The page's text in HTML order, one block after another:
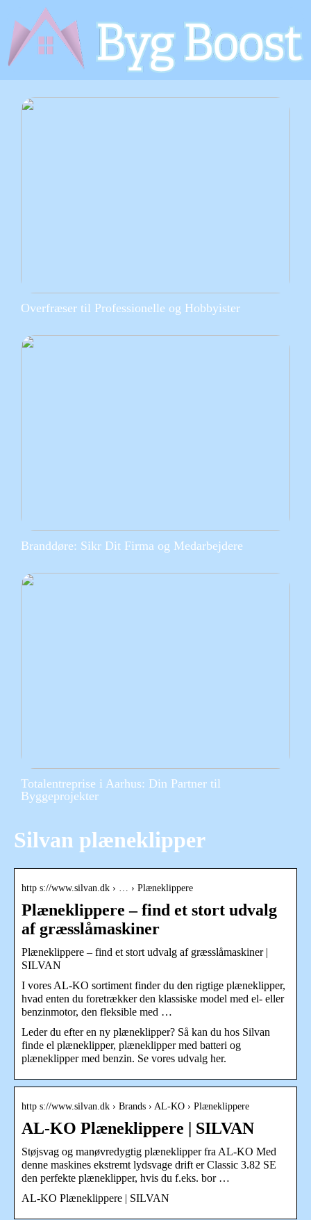
Overfræser til Professionelle og Hobbyister
Branddøre: Sikr Dit Firma og Medarbejdere
Totalentreprise i Aarhus: Din Partner til
Byggeprojekter
Silvan plæneklipper
http s://www.silvan.dk › … › Plæneklippere
Plæneklippere – find et stort udvalg
af græsslåmaskiner
Plæneklippere – find et stort udvalg af græsslåmaskiner |
SILVAN
I vores AL-KO sortiment finder du den rigtige plæneklipper,
hvad enten du foretrækker den klassiske model med el- eller
benzinmotor, den fleksible med …
Leder du efter en ny plæneklipper? Så kan du hos Silvan
finde el plæneklipper, plæneklipper med batteri og
plæneklipper med benzin. Se vores udvalg her.
http s://www.silvan.dk › Brands › AL-KO › Plæneklippere
AL-KO Plæneklippere | SILVAN
Støjsvag og manøvredygtig plæneklipper fra AL-KO Med
denne maskines ekstremt lydsvage drift er Classic 3.82 SE
den perfekte plæneklipper, hvis du f.eks. bor …
AL-KO Plæneklippere | SILVAN